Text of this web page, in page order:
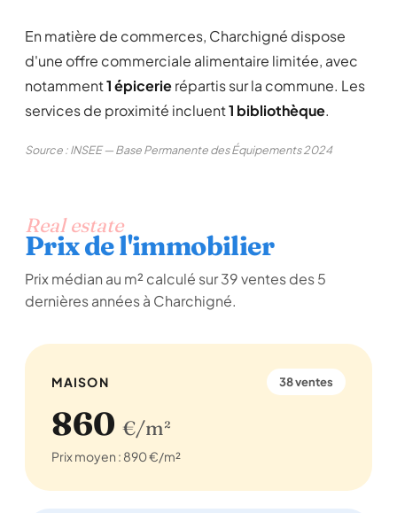
En matière de commerces, Charchigné dispose
d'une offre commerciale alimentaire limitée, avec
notamment1 épicerierépartis sur la commune. Les
services de proximité incluent1 bibliothèque.
Source : INSEE — Base Permanente des Équipements 2024
Real estate
Prix de l'immobilier
Prix médian au m² calculé sur 39 ventes des 5
dernières années à Charchigné.
MAISON 38 ventes
860 €/m²
Prix moyen : 890 €/m²